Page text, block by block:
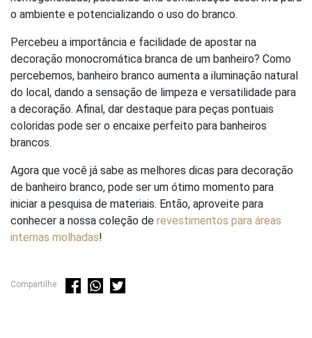
o ambiente e potencializando o uso do branco.
Percebeu a importância e facilidade de apostar na
decoração monocromática branca de um banheiro? Como
percebemos, banheiro branco aumenta a iluminação natural
do local, dando a sensação de limpeza e versatilidade para
a decoração. Afinal, dar destaque para peças pontuais
coloridas pode ser o encaixe perfeito para banheiros
brancos.
Agora que você já sabe as melhores dicas para decoração
de banheiro branco, pode ser um ótimo momento para
iniciar a pesquisa de materiais. Então, aproveite para
conhecer a nossa coleção de revestimentos para áreas
internas molhadas!
Compartilhe: